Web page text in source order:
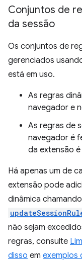
Conjuntos de
da sessão
Os conjuntos de
gerenciados
está em uso.
As regras
navegador e
As regras de
navegador é
da extensão
Há apenas um de
extensão pode
dinâmica chamando
não sejam
regras, consulte
disso em exemplos